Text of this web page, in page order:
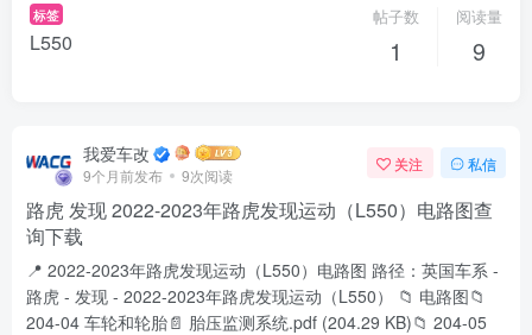
标签
L550
帖子数
1
阅读量
9
我爱车改
9个月前发布 9次阅读
关注 私信
路虎 发现 2022-2023年路虎发现运动（L550）电路图查
询下载
📍 2022-2023年路虎发现运动（L550）电路图 路径：英国车系 -
路虎 - 发现 - 2022-2023年路虎发现运动（L550） 📁 电路图📁
204-04 车轮和轮胎📄 胎压监测系统.pdf (204.29 KB)📁 204-05